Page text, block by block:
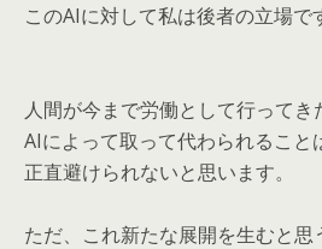
このAIに対して私は後者の立場で
人間が今まで労働として行ってき
AIによって取って代わられること
正直避けられないと思います。
ただ、これ新たな展開を生むと思